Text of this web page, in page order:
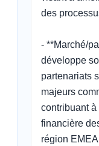
des
- **Marché/
développe
partenariats
majeurs
contribuant
financière
région